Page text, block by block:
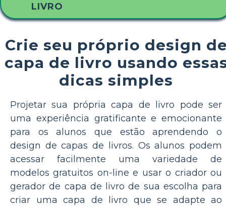
LIVRO
Crie seu próprio design
capa de livro usando
dicas simples
Projetar sua própria capa de livro pode ser
uma experiência gratificante e emocionante
para os alunos que estão aprendendo o
design de capas de livros. Os alunos podem
acessar facilmente uma variedade de
modelos gratuitos on-line e usar o criador ou
gerador de capa de livro de sua escolha para
criar uma capa de livro que se adapte ao